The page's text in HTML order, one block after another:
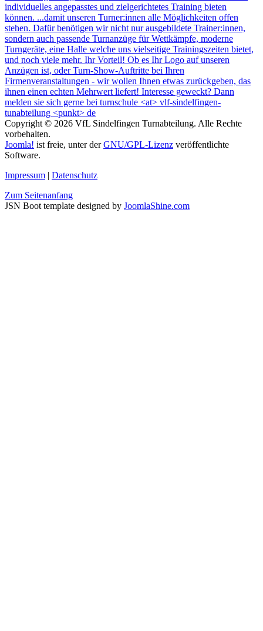
Copyright © 2026 VfL Sindelfingen Turnabteilung. Alle Rechte
vorbehalten.
Joomla! ist freie, unter derGNU/GPL-Lizenz veröffentlichte
Software.
Impressum | Datenschutz
Zum Seitenanfang
JSN Boot template designed by JoomlaShine.com